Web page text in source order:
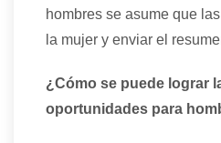
hombres se asume que
la mujer y enviar el
¿Cómo se puede lograr
oportunidades para